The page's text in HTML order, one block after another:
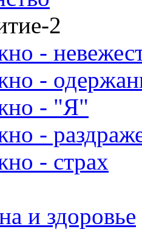
2
-
-
- "Я"
-
- страх
и здоровье